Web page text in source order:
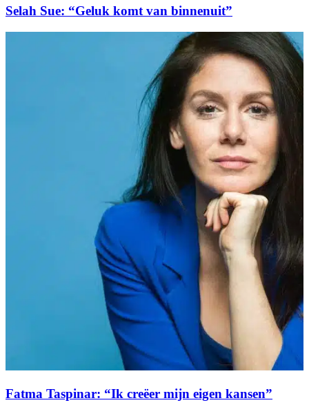
Selah Sue: “Geluk komt van binnenuit”
Fatma Taspinar: “Ik creëer mijn eigen kansen”